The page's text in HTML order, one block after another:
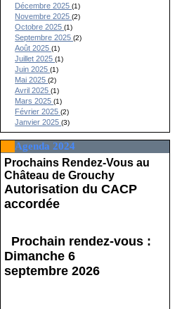
Décembre 2025(1)
Novembre 2025(2)
Octobre 2025(1)
Septembre 2025(2)
Août 2025(1)
Juillet 2025(1)
Juin 2025(1)
Mai 2025(2)
Avril 2025(1)
Mars 2025(1)
Février 2025(2)
Janvier 2025(3)
Agenda 2024
Prochains Rendez-Vous au
Château de Grouchy
Autorisation du CACP
accordée
Prochain rendez-vous :
Dimanche 6
septembre 2026